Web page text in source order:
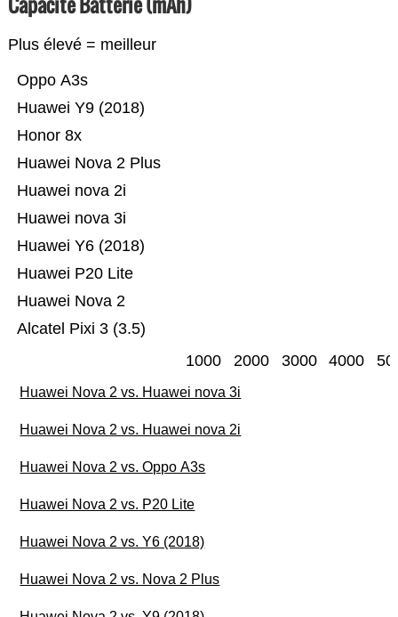
Plus élevé = meilleur
Alcatel Pixi 3 (3.5)
Huawei Nova 2
Huawei P20 Lite
Huawei Y6 (2018)
Huawei nova 3i
Huawei nova 2i
Huawei Nova 2 Plus
Honor 8x
Huawei Y9 (2018)
Oppo A3s
1000 2000 3000 4000
Huawei Nova 2 vs. Huawei nova 3i
Huawei Nova 2 vs. Huawei nova 2i
Huawei Nova 2 vs. Oppo A3s
Huawei Nova 2 vs. P20 Lite
Huawei Nova 2 vs. Y6 (2018)
Huawei Nova 2 vs. Nova 2 Plus